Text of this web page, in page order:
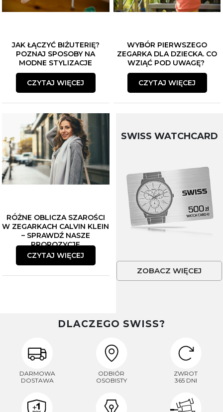
JAK ŁĄCZYĆ BIŻUTERIĘ?
POZNAJ SPOSOBY NA
MODNE STYLIZACJE
CZYTAJ WIĘCEJ
WYBÓR PIERWSZEGO
ZEGARKA DLA DZIECKA. CO
WZIĄĆ POD UWAGĘ?
CZYTAJ WIĘCEJ
RÓŻNE OBLICZA SZAROŚCI
W ZEGARKACH CALVIN KLEIN
– SPRAWDŹ NASZE
PROPOZYCJE
CZYTAJ WIĘCEJ
SWISS WATCHCARD
ZOBACZ WIĘCEJ
DLACZEGO SWISS?
DARMOWA
DOSTAWA
ODBIÓR
OSOBISTY
ZWROT
365 DNI
ZAPISZ SIĘ DO NEWSLETTERA
-10% NA ZEGARKI I BIŻUTERIĘ
-5% na smartwache
Płeć
Akcetpuję regulamin i politykę
prywatności
Zapisuję się
Polityka prywatności